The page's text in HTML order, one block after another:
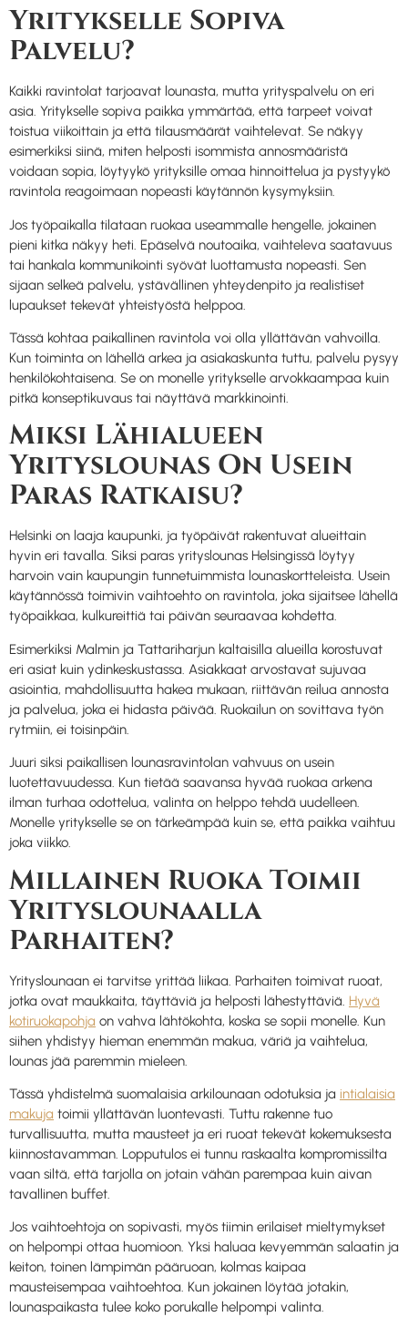
Yritykselle Sopiva
Palvelu?
Kaikki ravintolat tarjoavat lounasta, mutta yrityspalvelu on eri
asia. Yritykselle sopiva paikka ymmärtää, että tarpeet voivat
toistua viikoittain ja että tilausmäärät vaihtelevat. Se näkyy
esimerkiksi siinä, miten helposti isommista annosmääristä
voidaan sopia, löytyykö yrityksille omaa hinnoittelua ja pystyykö
ravintola reagoimaan nopeasti käytännön kysymyksiin.
Jos työpaikalla tilataan ruokaa useammalle hengelle, jokainen
pieni kitka näkyy heti. Epäselvä noutoaika, vaihteleva saatavuus
tai hankala kommunikointi syövät luottamusta nopeasti. Sen
sijaan selkeä palvelu, ystävällinen yhteydenpito ja realistiset
lupaukset tekevät yhteistyöstä helppoa.
Tässä kohtaa paikallinen ravintola voi olla yllättävän vahvoilla.
Kun toiminta on lähellä arkea ja asiakaskunta tuttu, palvelu pysyy
henkilökohtaisena. Se on monelle yritykselle arvokkaampaa kuin
pitkä konseptikuvaus tai näyttävä markkinointi.
Miksi Lähialueen
Yrityslounas On Usein
Paras Ratkaisu?
Helsinki on laaja kaupunki, ja työpäivät rakentuvat alueittain
hyvin eri tavalla. Siksi paras yrityslounas Helsingissä löytyy
harvoin vain kaupungin tunnetuimmista lounaskortteleista. Usein
käytännössä toimivin vaihtoehto on ravintola, joka sijaitsee lähellä
työpaikkaa, kulkureittiä tai päivän seuraavaa kohdetta.
Esimerkiksi Malmin ja Tattariharjun kaltaisilla alueilla korostuvat
eri asiat kuin ydinkeskustassa. Asiakkaat arvostavat sujuvaa
asiointia, mahdollisuutta hakea mukaan, riittävän reilua annosta
ja palvelua, joka ei hidasta päivää. Ruokailun on sovittava työn
rytmiin, ei toisinpäin.
Juuri siksi paikallisen lounasravintolan vahvuus on usein
luotettavuudessa. Kun tietää saavansa hyvää ruokaa arkena
ilman turhaa odottelua, valinta on helppo tehdä uudelleen.
Monelle yritykselle se on tärkeämpää kuin se, että paikka vaihtuu
joka viikko.
Millainen Ruoka Toimii
Yrityslounaalla
Parhaiten?
Yrityslounaan ei tarvitse yrittää liikaa. Parhaiten toimivat ruoat,
jotka ovat maukkaita, täyttäviä ja helposti lähestyttäviä. Hyvä
kotiruokapohja on vahva lähtökohta, koska se sopii monelle. Kun
siihen yhdistyy hieman enemmän makua, väriä ja vaihtelua,
lounas jää paremmin mieleen.
Tässä yhdistelmä suomalaisia arkilounaan odotuksia ja intialaisia
makuja toimii yllättävän luontevasti. Tuttu rakenne tuo
turvallisuutta, mutta mausteet ja eri ruoat tekevät kokemuksesta
kiinnostavamman. Lopputulos ei tunnu raskaalta kompromissilta
vaan siltä, että tarjolla on jotain vähän parempaa kuin aivan
tavallinen buffet.
Jos vaihtoehtoja on sopivasti, myös tiimin erilaiset mieltymykset
on helpompi ottaa huomioon. Yksi haluaa kevyemmän salaatin ja
keiton, toinen lämpimän pääruoan, kolmas kaipaa
mausteisempaa vaihtoehtoa. Kun jokainen löytää jotakin,
lounaspaikasta tulee koko porukalle helpompi valinta.